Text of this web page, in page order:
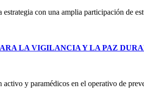
con una amplia participación de
LA VIGILANCIA Y LA PAZ
activo y paramédicos en el operativo de